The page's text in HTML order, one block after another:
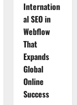
Internation
al SEO in
Webflow
That
Expands
Global
Online
Success